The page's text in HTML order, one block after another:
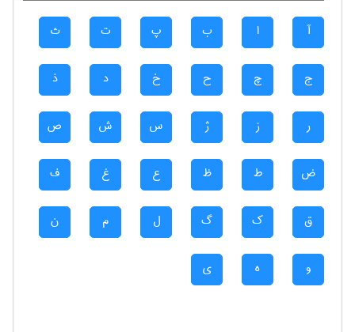
آ ا ب پ ت ث
ج چ ح خ د ذ
ر ز ژ س ش ص
ض ط ظ ع غ ف
ق ک گ ل م ن
و ه ی